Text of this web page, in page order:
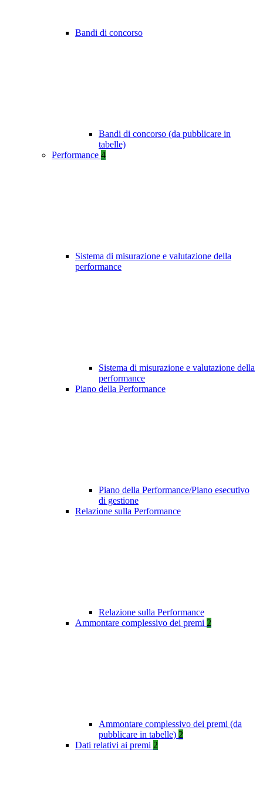
Bandi di concorso
Bandi di concorso (da pubblicare in
tabelle)
Performance 4
Sistema di misurazione e valutazione della
performance
Sistema di misurazione e valutazione della
performance
Piano della Performance
Piano della Performance/Piano esecutivo
di gestione
Relazione sulla Performance
Relazione sulla Performance
Ammontare complessivo dei premi 2
Ammontare complessivo dei premi (da
pubblicare in tabelle) 2
Dati relativi ai premi 2